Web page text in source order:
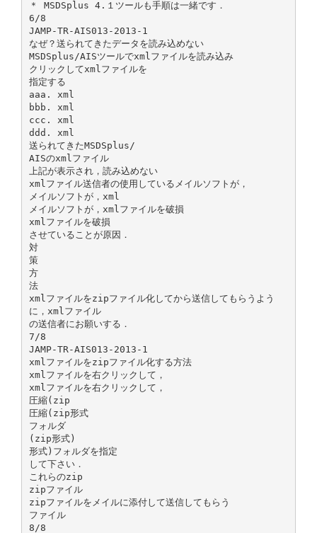
＊ MSDSplus 4.１ツールも手順は一緒です．
6/8
JAMP-TR-AIS013-2013-1
なぜ？送られてきたデータを読み込めない
MSDSplus/AISツールでxmlファイルを読み込み
クリックしてxmlファイルを
指定する
aaa. xml
bbb. xml
ccc. xml
ddd. xml
送られてきたMSDSplus/
AISのxmlファイル
上記が表示され，読み込めない
xmlファイル送信者の使用しているメイルソフトが，
メイルソフトが，xml
メイルソフトが，xmlファイルを破損
xmlファイルを破損
させていることが原因．
対
策
方
法
xmlファイルをzipファイル化してから送信してもらうよう
に，xmlファイル
の送信者にお願いする．
7/8
JAMP-TR-AIS013-2013-1
xmlファイルをzipファイル化する方法
xmlファイルを右クリックして，
xmlファイルを右クリックして，
圧縮(zip
圧縮(zip形式
フォルダ
(zip形式)
形式)フォルダを指定
して下さい．
これらのzip
zipファイル
zipファイルをメイルに添付して送信してもらう
ファイル